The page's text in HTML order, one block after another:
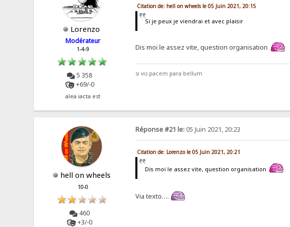
Lorenzo
Modérateur
1-4-9
5 358
+69/-0
alea iacta est
Citation de: hell on wheels le 05 Juin 2021, 20:15
Si je peux je viendrai et avec plaisir
Dis moi le assez vite, question organisation
si vis pacem para bellum
hell on wheels
10-0
460
+3/-0
Réponse #21 le:05 Juin 2021, 20:23
Citation de: Lorenzo le 05 Juin 2021, 20:21
Dis moi le assez vite, question organisation
Via texto….